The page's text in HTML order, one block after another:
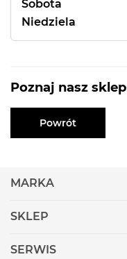
Sobota
Niedziela
Poznaj nasz sklep
Powrót
MARKA
SKLEP
SERWIS